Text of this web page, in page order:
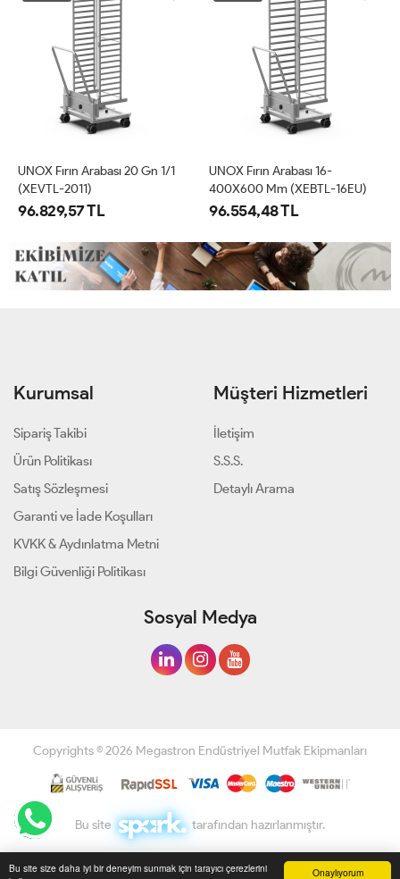
Onaylıyorum
Bu site size daha iyi bir deneyim sunmak için tarayıcı çerezlerini
UNOX Fırın Arabası 20 Gn 1/1
(XEVTL-2011)
96.829,57 TL
UNOX Fırın Arabası 16-
400X600 Mm (XEBTL-16EU)
96.554,48 TL
Kurumsal
Sipariş Takibi
Ürün Politikası
Satış Sözleşmesi
Garanti ve İade Koşulları
KVKK & Aydınlatma Metni
Bilgi Güvenliği Politikası
Müşteri Hizmetleri
İletişim
S.S.S.
Detaylı Arama
Sosyal Medya
Copyrights © 2026 Megastron Endüstriyel Mutfak Ekipmanları
Bu site tarafından hazırlanmıştır.